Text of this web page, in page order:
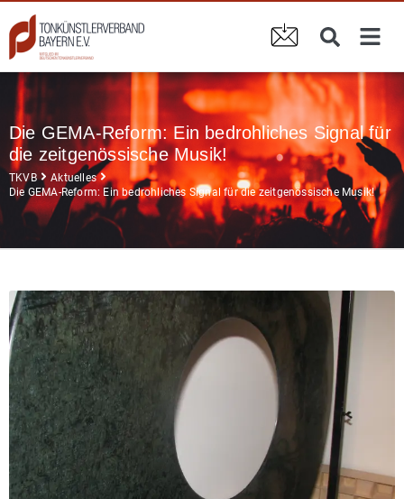
Die GEMA-Reform: Ein bedrohliches Signal für
die zeitgenössische Musik!
TKVB
Aktuelles
Die GEMA-Reform: Ein bedrohliches Signal für die zeitgenössische Musik!